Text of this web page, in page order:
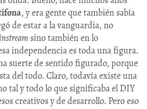
, y era gente que también sabía
de estar a la vanguardia, no
sino también en lo
independencia es toda una figura.
suerte de sentido figurado, porque
del todo. Claro, todavía existe una
tal y todo lo que significaba el DIY
creativos y de desarrollo. Pero eso